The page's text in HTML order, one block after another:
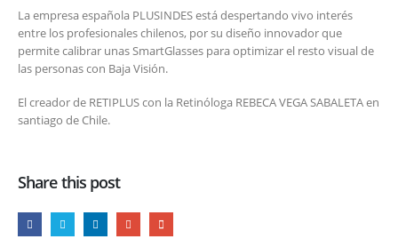
La empresa española PLUSINDES está despertando vivo interés
entre los profesionales chilenos, por su diseño innovador que
permite calibrar unas SmartGlasses para optimizar el resto visual de
las personas con Baja Visión.
El creador de RETIPLUS con la Retinóloga REBECA VEGA SABALETA en
santiago de Chile.
Share this post